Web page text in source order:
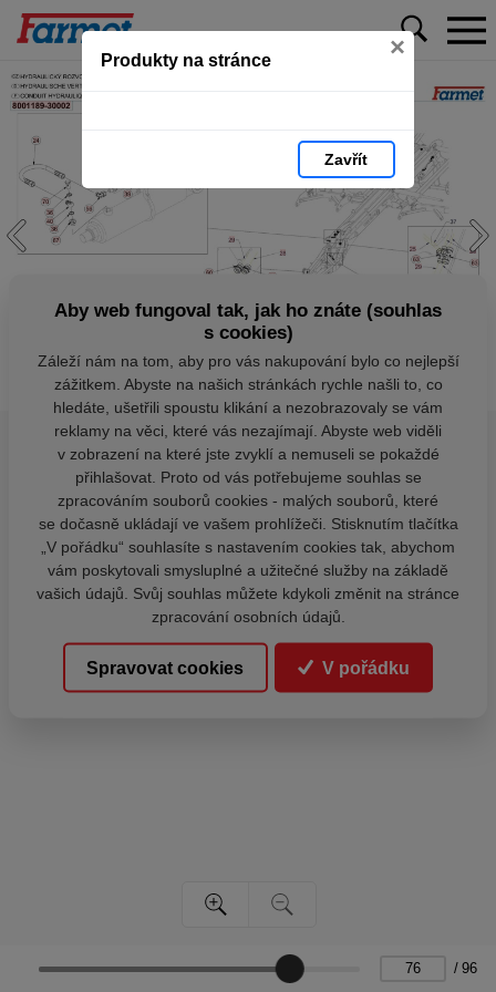
Produkty na stránce ×
Zavřít
/ 96
Aby web fungoval tak, jak ho znáte (souhlas
s cookies)
Záleží nám na tom, aby pro vás nakupování bylo co nejlepší
zážitkem. Abyste na našich stránkách rychle našli to, co
hledáte, ušetřili spoustu klikání a nezobrazovaly se vám
reklamy na věci, které vás nezajímají. Abyste web viděli
v zobrazení na které jste zvyklí a nemuseli se pokaždé
přihlašovat. Proto od vás potřebujeme souhlas se
zpracováním souborů cookies - malých souborů, které
se dočasně ukládají ve vašem prohlížeči. Stisknutím tlačítka
„V pořádku“ souhlasíte s nastavením cookies tak, abychom
vám poskytovali smysluplné a užitečné služby na základě
vašich údajů. Svůj souhlas můžete kdykoli změnit na stránce
zpracování osobních údajů.
Spravovat cookies V pořádku